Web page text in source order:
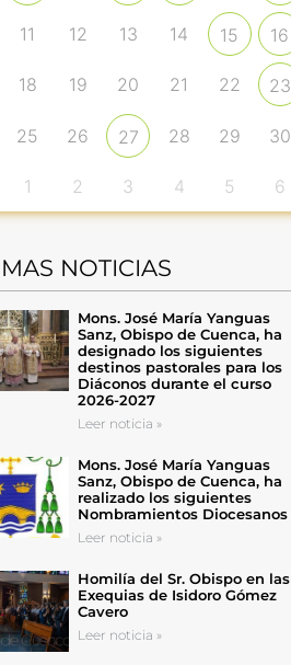
11 12 13 14 15 16
18 19 20 21 22 23
25 26 27 28 29 30
1 2 3 4 5 6
NOTICIAS
Mons. José María Yanguas
Sanz, Obispo de Cuenca, ha
designado los siguientes
destinos pastorales para los
Diáconos durante el curso
2026-2027
Leer noticia »
Mons. José María Yanguas
Sanz, Obispo de Cuenca, ha
realizado los siguientes
Nombramientos Diocesanos
Leer noticia »
Homilía del Sr. Obispo en las
Exequias de Isidoro Gómez
Cavero
Leer noticia »